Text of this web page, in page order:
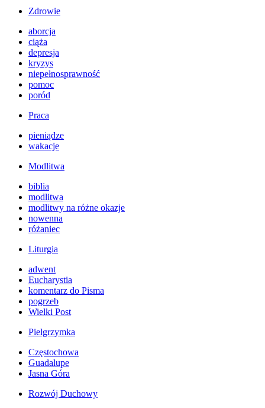
Zdrowie
aborcja
ciąża
depresja
kryzys
niepełnosprawność
pomoc
poród
Praca
pieniądze
wakacje
Modlitwa
biblia
modlitwa
modlitwy na różne okazje
nowenna
różaniec
Liturgia
adwent
Eucharystia
komentarz do Pisma
pogrzeb
Wielki Post
Pielgrzymka
Częstochowa
Guadalupe
Jasna Góra
Rozwój Duchowy